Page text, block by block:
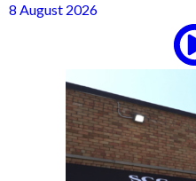
8 August 2026